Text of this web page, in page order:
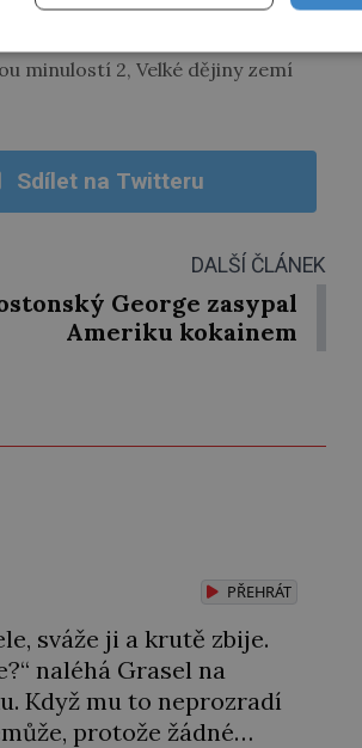
Karol de Provost/ Wikipedia
minulostí 2, Velké dějiny zemí
Sdílet na Twitteru
DALŠÍ ČLÁNEK
George zasypal
Ameriku kokainem
PŘEHRÁT
sváže ji a krutě zbije.
naléhá Grasel na
Když mu to neprozradí
protože žádné